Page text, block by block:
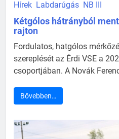
Hírek Labdarúgás NB III
Kétgólos hátrányból
rajton
Fordulatos, hatgólos
szereplését az Érdi VSE a
csoportjában. A Novák
Bővebben…